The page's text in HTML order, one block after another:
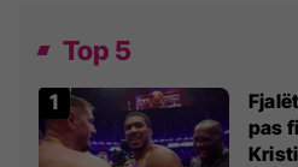
Top 5
pas